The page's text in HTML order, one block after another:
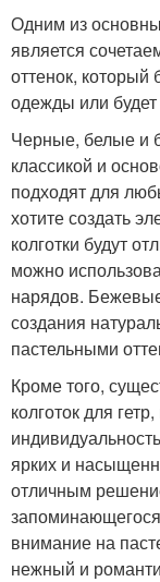
Одним из
является
оттенок, который
одежды или будет
Черные, белые и
классикой и
подходят для
хотите создать
колготки будут
можно
нарядов.
создания
пастельными
Кроме того,
колготок для
ярких и
отличным
внимание на
нежный и